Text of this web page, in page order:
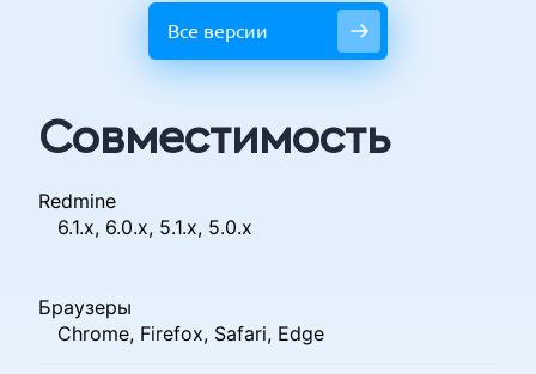
Все версии
Совместимость
Redmine
6.1.x, 6.0.x, 5.1.x, 5.0.x
Браузеры
Chrome, Firefox, Safari, Edge